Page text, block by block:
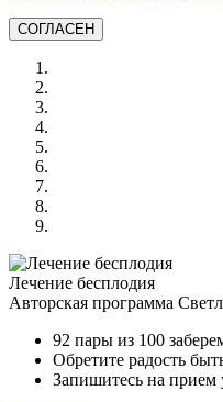
СОГЛАСЕН
Лечение бесплодия
Авторская программа
92 пары из 100
Обретите радость
Запишитесь на прием